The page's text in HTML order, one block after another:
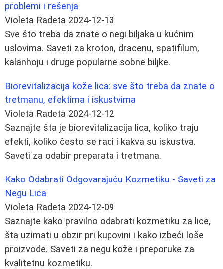
problemi i rešenja
Violeta Radeta 2024-12-13
Sve što treba da znate o negi biljaka u kućnim
uslovima. Saveti za kroton, dracenu, spatifilum,
kalanhoju i druge popularne sobne biljke.
Biorevitalizacija kože lica: sve što treba da znate o
tretmanu, efektima i iskustvima
Violeta Radeta 2024-12-12
Saznajte šta je biorevitalizacija lica, koliko traju
efekti, koliko često se radi i kakva su iskustva.
Saveti za odabir preparata i tretmana.
Kako Odabrati Odgovarajuću Kozmetiku - Saveti za
Negu Lica
Violeta Radeta 2024-12-09
Saznajte kako pravilno odabrati kozmetiku za lice,
šta uzimati u obzir pri kupovini i kako izbeći loše
proizvode. Saveti za negu kože i preporuke za
kvalitetnu kozmetiku.